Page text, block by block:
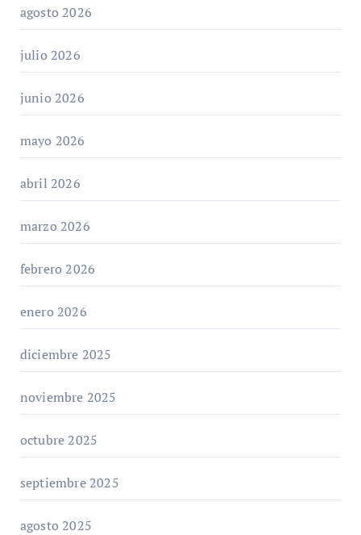
agosto 2026
julio 2026
junio 2026
mayo 2026
abril 2026
marzo 2026
febrero 2026
enero 2026
diciembre 2025
noviembre 2025
octubre 2025
septiembre 2025
agosto 2025